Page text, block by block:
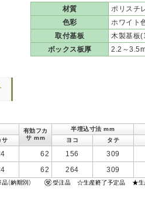
材質
ポリスチ
色彩
ホワイト
取付基板
木製基板
ボックス板厚
2.2～
有効フカ
サ mm
半埋込寸法 mm
サ ヨコ タテ
62 156 309
62 264 309